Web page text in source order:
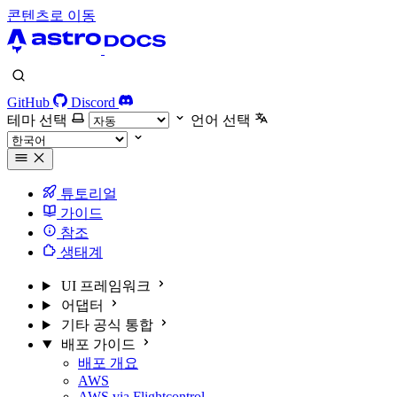
콘텐츠로 이동
GitHub
Discord
테마 선택
언어 선택
튜토리얼
가이드
참조
생태계
UI 프레임워크
어댑터
기타 공식 통합
배포 가이드
배포 개요
AWS